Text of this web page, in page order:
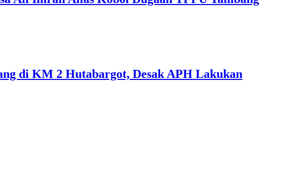
di KM 2 Hutabargot, Desak APH Lakukan